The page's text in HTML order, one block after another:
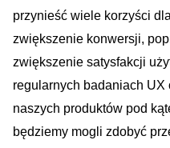
przynieść ​wiele korzyści
zwiększenie konwersji,
‌zwiększenie⁢ satysfakcji
regularnych badaniach UX
naszych produktów pod
będziemy mogli zdobyć